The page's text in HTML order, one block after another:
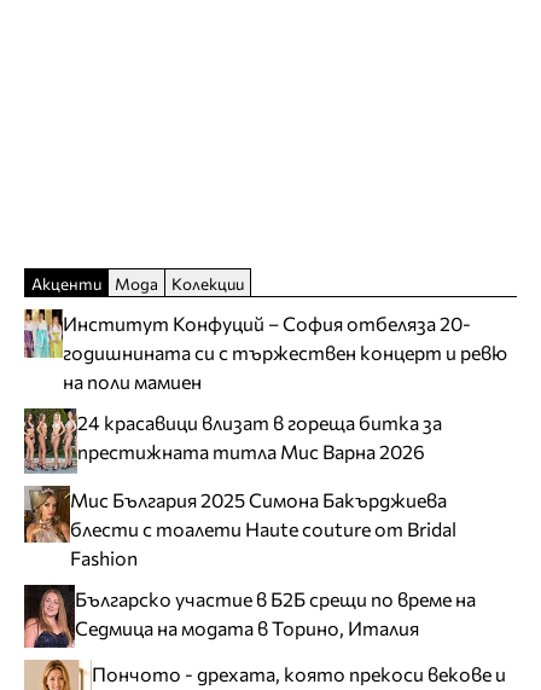
Акценти Мода Колекции
Институт Конфуций – София отбеляза 20-
годишнината си с тържествен концерт и ревю
на поли мамиен
24 красавици влизат в гореща битка за
престижната титла Мис Варна 2026
Мис България 2025 Симона Бакърджиева
блести с тоалети Haute couture от Bridal
Fashion
Българско участие в Б2Б срещи по време на
Седмица на модата в Торино, Италия
Пончото - дрехата, която прекоси векове и